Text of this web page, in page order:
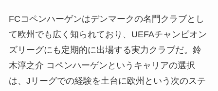
FCコペンハーゲンはデンマークの名門クラブとし
て欧州でも広く知られており、UEFAチャンピオン
ズリーグにも定期的に出場する実力クラブだ。鈴
木淳之介 コペンハーゲンというキャリアの選択
は、Jリーグでの経験を土台に欧州という次のステ